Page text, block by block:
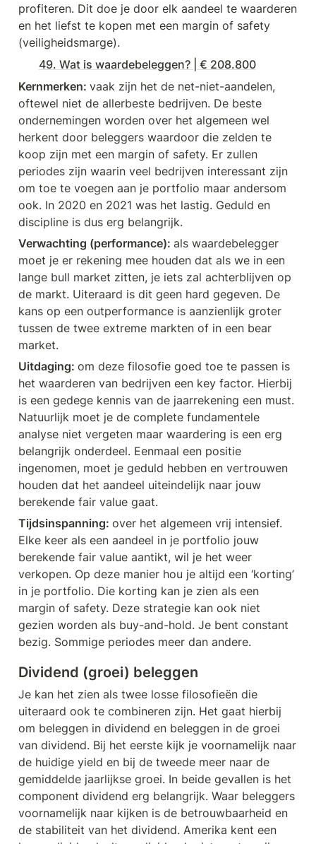
profiteren. Dit doe je door elk aandeel te waarderen
en het liefst te kopen met een margin of safety
(veiligheidsmarge).
49. Wat is waardebeleggen? | € 208.800
Kernmerken: vaak zijn het de net-niet-aandelen,
oftewel niet de allerbeste bedrijven. De beste
ondernemingen worden over het algemeen wel
herkent door beleggers waardoor die zelden te
koop zijn met een margin of safety. Er zullen
periodes zijn waarin veel bedrijven interessant zijn
om toe te voegen aan je portfolio maar andersom
ook. In 2020 en 2021 was het lastig. Geduld en
discipline is dus erg belangrijk.
Verwachting (performance): als waardebelegger
moet je er rekening mee houden dat als we in een
lange bull market zitten, je iets zal achterblijven op
de markt. Uiteraard is dit geen hard gegeven. De
kans op een outperformance is aanzienlijk groter
tussen de twee extreme markten of in een bear
market.
Uitdaging: om deze filosofie goed toe te passen is
het waarderen van bedrijven een key factor. Hierbij
is een gedege kennis van de jaarrekening een must.
Natuurlijk moet je de complete fundamentele
analyse niet vergeten maar waardering is een erg
belangrijk onderdeel. Eenmaal een positie
ingenomen, moet je geduld hebben en vertrouwen
houden dat het aandeel uiteindelijk naar jouw
berekende fair value gaat.
Tijdsinspanning: over het algemeen vrij intensief.
Elke keer als een aandeel in je portfolio jouw
berekende fair value aantikt, wil je het weer
verkopen. Op deze manier hou je altijd een ‘korting’
in je portfolio. Die korting kan je zien als een
margin of safety. Deze strategie kan ook niet
gezien worden als buy-and-hold. Je bent constant
bezig. Sommige periodes meer dan andere.
Dividend (groei) beleggen
Je kan het zien als twee losse filosofieën die
uiteraard ook te combineren zijn. Het gaat hierbij
om beleggen in dividend en beleggen in de groei
van dividend. Bij het eerste kijk je voornamelijk naar
de huidige yield en bij de tweede meer naar de
gemiddelde jaarlijkse groei. In beide gevallen is het
component dividend erg belangrijk. Waar beleggers
voornamelijk naar kijken is de betrouwbaarheid en
de stabiliteit van het dividend. Amerika kent een